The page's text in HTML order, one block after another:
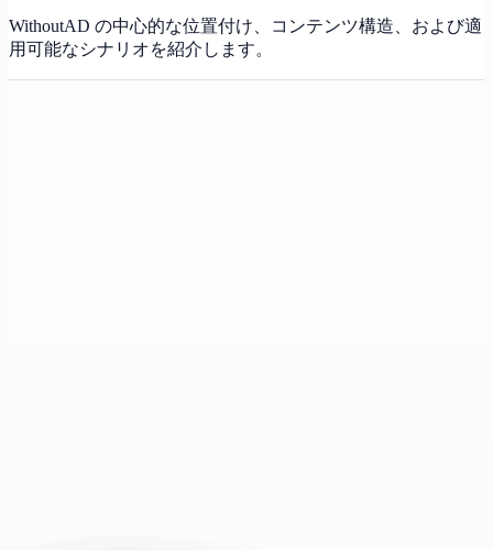
WithoutAD の中心的な位置付け、コンテンツ構造、および適
用可能なシナリオを紹介します。